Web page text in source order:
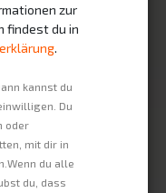
es funktioniert
infos
zur
findest du in
.
kannst du
Du
oder
mit dir in
du alle
du, dass